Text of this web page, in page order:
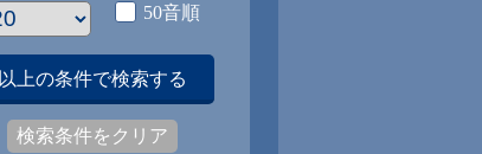
50音順
以上の条件で検索する
検索条件をクリア